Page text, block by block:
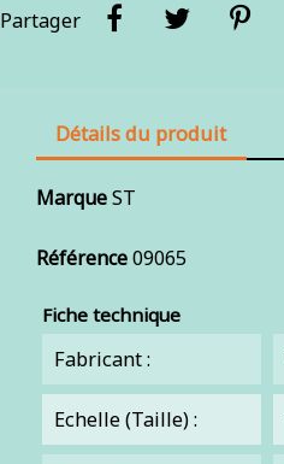
Partager
Détails du produit
MarqueST
Référence09065
Fiche technique
Fabricant :
Echelle (Taille) :